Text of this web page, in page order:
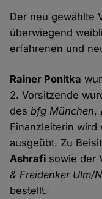
Der neu gewählte
überwiegend
erfahrenen und
Rainer Ponitka
2. Vorsitzende
desbfg München,
Finanzleiterin wird
ausgeübt. Zu
Ashrafi sowie der
& Freidenker Ulm/
bestellt.